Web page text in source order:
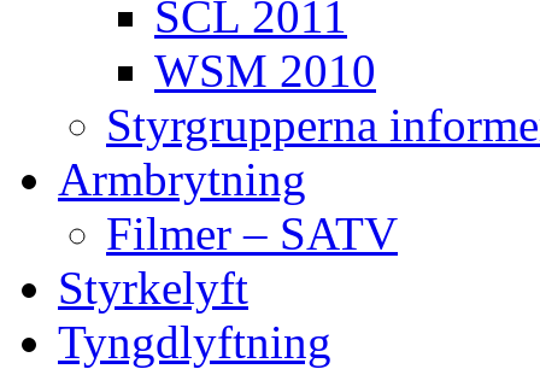
SCL 2011
WSM 2010
Styrgrupperna
Armbrytning
Filmer – SATV
Styrkelyft
Tyngdlyftning